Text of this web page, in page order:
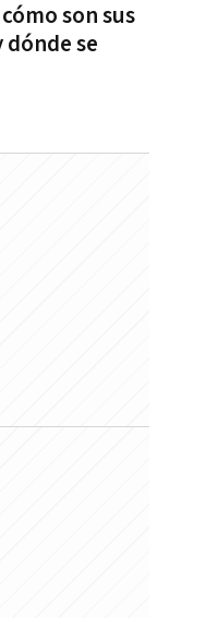
son sus
dónde se